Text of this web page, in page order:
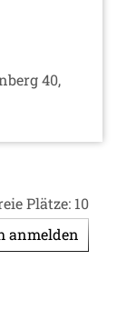
40,
Plätze: 10
anmelden